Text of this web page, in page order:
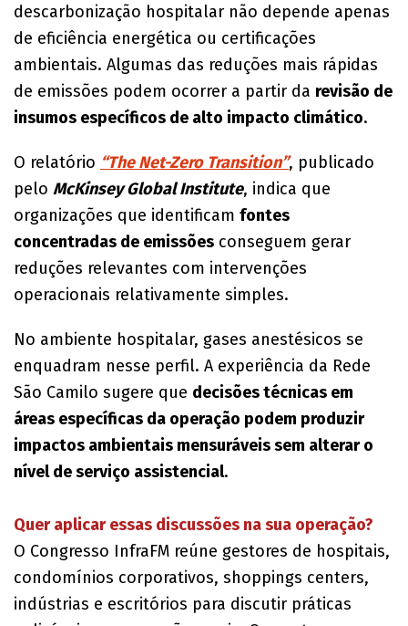
descarbonização hospitalar não depende apenas
de eficiência energética ou certificações
ambientais. Algumas das reduções mais rápidas
de emissões podem ocorrer a partir da revisão de
insumos específicos de alto impacto climático.
O relatório “The Net-Zero Transition”, publicado
pelo McKinsey Global Institute, indica que
organizações que identificam fontes
concentradas de emissões conseguem gerar
reduções relevantes com intervenções
operacionais relativamente simples.
No ambiente hospitalar, gases anestésicos se
enquadram nesse perfil. A experiência da Rede
São Camilo sugere que decisões técnicas em
áreas específicas da operação podem produzir
impactos ambientais mensuráveis sem alterar o
nível de serviço assistencial.
Quer aplicar essas discussões na sua operação?
O Congresso InfraFM reúne gestores de hospitais,
condomínios corporativos, shoppings centers,
indústrias e escritórios para discutir práticas